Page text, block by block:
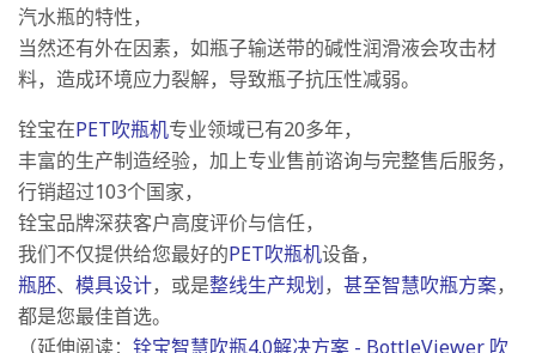
汽水瓶的特性，
当然还有外在因素，如瓶子输送带的碱性润滑液会攻击材
料，造成环境应力裂解，导致瓶子抗压性减弱。
铨宝在PET吹瓶机专业领域已有20多年，
丰富的生产制造经验，加上专业售前谘询与完整售后服务，
行销超过103个国家，
铨宝品牌深获客户高度评价与信任，
我们不仅提供给您最好的PET吹瓶机设备，
瓶胚、 模具设计，或是整线生产规划， 甚至智慧吹瓶方案，
都是您最佳首选。
（延伸阅读： 铨宝智慧吹瓶4.0解决方案 - BottleViewer 吹